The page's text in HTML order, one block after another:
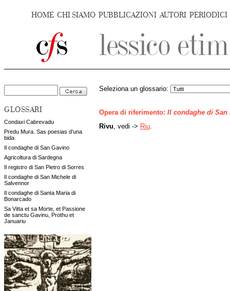
HOME CHI SIAMO PUBBLICAZIONI AUTORI PERIODICI
GLOSSARI
Condaxi Cabrevadu
Predu Mura. Sas poesias d'una
bida
Il condaghe di San Gavino
Agricoltura di Sardegna
Il registro di San Pietro di Sorres
Il condaghe di San Michele di
Salvennor
Il condaghe di Santa Maria di
Bonarcado
Sa Vitta et sa Morte, et Passione
de sanctu Gavinu, Prothu et
Januariu
Seleziona un glossario:
Opera di riferimento: Il condaghe di San
Rivu , vedi -> Riu